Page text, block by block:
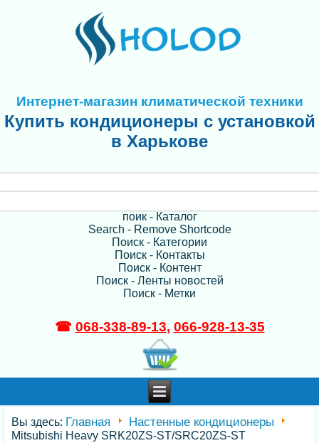
Интернет-магазин климатической техники
Купить кондиционеры с установкой
в Харькове
поик - Каталог
Search - Remove Shortcode
Поиск - Категории
Поиск - Контакты
Поиск - Контент
Поиск - Ленты новостей
Поиск - Метки
☎ 068-338-89-13, 066-928-13-35
Вы здесь: Главная Настенные кондиционеры
Mitsubishi Heavy SRK20ZS-ST/SRC20ZS-ST